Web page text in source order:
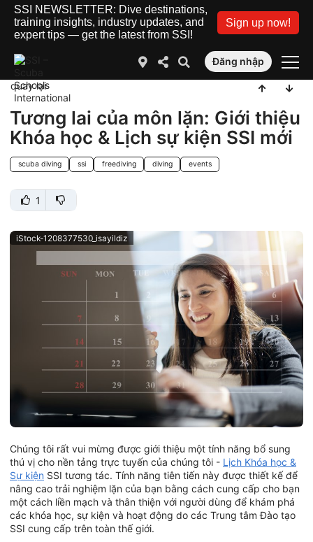
SSI NEWSLETTER: Dive destinations,
training insights, industry updates, and
expert tips — get the latest from SSI!
Sign up now!
Đăng nhập
quay lại
Tương lai của môn lặn: Giới thiệu
Khóa học & Lịch sự kiện SSI mới
scuba diving ssi freediving diving events
1
iStock-1208377530_isayildiz
Chúng tôi rất vui mừng được giới thiệu một tính năng bổ sung
thú vị cho nền tảng trực tuyến của chúng tôi - Lịch Khóa học &
Sự kiện SSI tương tác. Tính năng tiên tiến này được thiết kế để
nâng cao trải nghiệm lặn của bạn bằng cách cung cấp cho bạn
một cách liền mạch và thân thiện với người dùng để khám phá
các khóa học, sự kiện và hoạt động do các Trung tâm Đào tạo
SSI cung cấp trên toàn thế giới.